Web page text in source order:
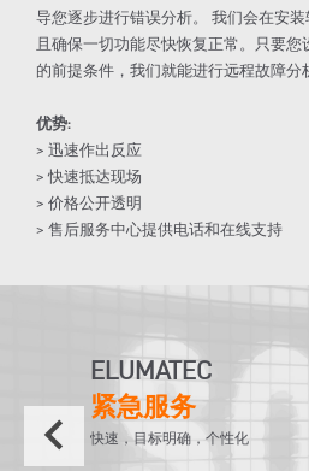
导您逐步进行错误分析。 我们会在安
且确保一切功能尽快恢复正常。只要
的前提条件，我们就能进行远程故障分
优势:
> 迅速作出反应
> 快速抵达现场
> 价格公开透明
> 售后服务中心提供电话和在线支持
ELUMATEC
紧急服务
快速，目标明确，个性化
keyboard_arrow_left